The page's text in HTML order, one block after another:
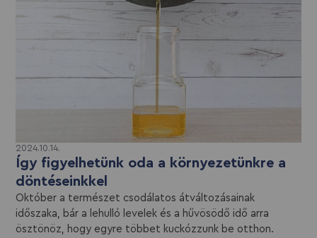
2024.10.14.
Így figyelhetünk oda a környezetünkre a
döntéseinkkel
Október a természet csodálatos átváltozásainak
időszaka, bár a lehulló levelek és a hűvösödő idő arra
ösztönöz, hogy egyre többet kuckózzunk be otthon.